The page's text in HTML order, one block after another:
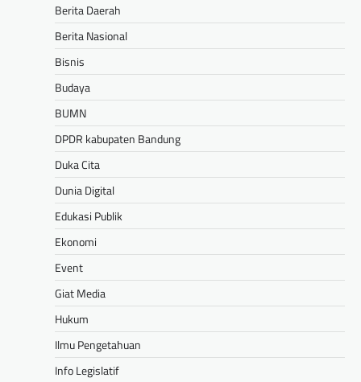
Berita Daerah
Berita Nasional
Bisnis
Budaya
BUMN
DPDR kabupaten Bandung
Duka Cita
Dunia Digital
Edukasi Publik
Ekonomi
Event
Giat Media
Hukum
Ilmu Pengetahuan
Info Legislatif